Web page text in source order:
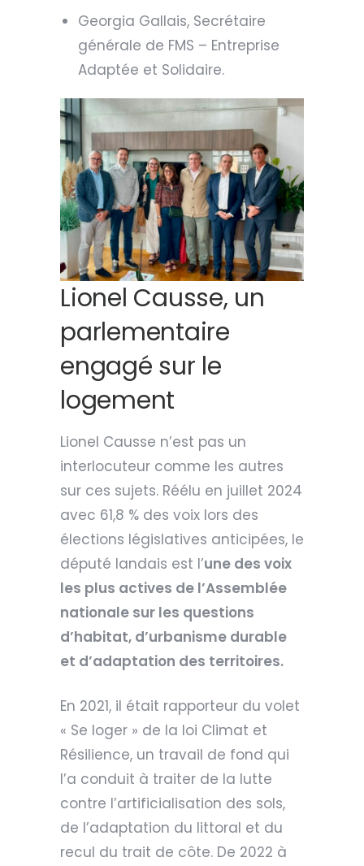
Georgia Gallais, Secrétaire
générale de FMS – Entreprise
Adaptée et Solidaire.
Lionel Causse, un
parlementaire
engagé sur le
logement
Lionel Causse n’est pas un
interlocuteur comme les autres
sur ces sujets. Réélu en juillet 2024
avec 61,8 % des voix lors des
élections législatives anticipées, le
député landais est l’une des voix
les plus actives de l’Assemblée
nationale sur les questions
d’habitat, d’urbanisme durable
et d’adaptation des territoires.
En 2021, il était rapporteur du volet
« Se loger » de la loi Climat et
Résilience, un travail de fond qui
l’a conduit à traiter de la lutte
contre l’artificialisation des sols,
de l’adaptation du littoral et du
recul du trait de côte. De 2022 à